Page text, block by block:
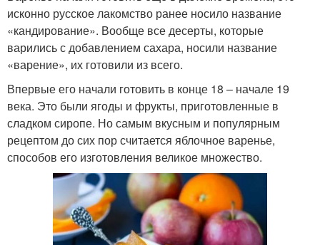
исконно русское лакомство ранее носило название
«кандирование». Вообще все десерты, которые
варились с добавлением сахара, носили название
«варение», их готовили из всего.
Впервые его начали готовить в конце 18 – начале 19
века. Это были ягоды и фрукты, приготовленные в
сладком сиропе. Но самым вкусным и популярным
рецептом до сих пор считается яблочное варенье,
способов его изготовления великое множество.